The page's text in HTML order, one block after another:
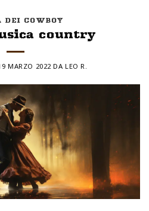
DEI COWBOY
country
MARZO 2022 DA LEO R.